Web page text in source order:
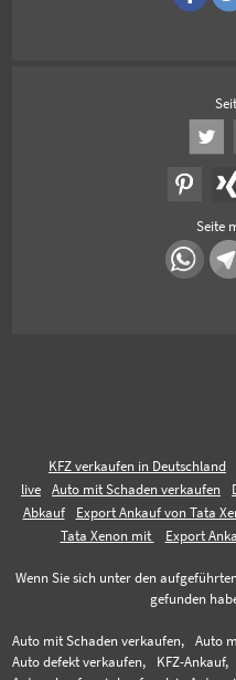
Seite
KFZ verkaufen in Deutschland
live
Auto mit Schaden verkaufen
Abkauf
Export Ankauf von Tata
Tata Xenon mit
Export
Wenn Sie sich unter den
gefunden
Auto mit Schaden verkaufen,
Auto
Auto defekt verkaufen,
KFZ-Ankauf,